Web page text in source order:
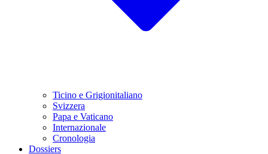
Ticino e Grigionitaliano
Svizzera
Papa e Vaticano
Internazionale
Cronologia
Dossiers